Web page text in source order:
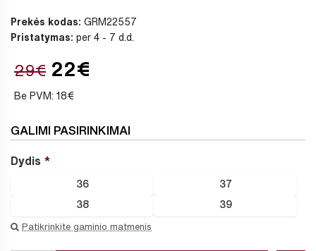
Prekės kodas: GRM22557
Pristatymas: per 4 - 7 d.d.
29€ 22€
Be PVM: 18€
GALIMI PASIRINKIMAI
Dydis
36 37
38 39
Patikrinkite gaminio matmenis